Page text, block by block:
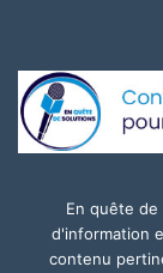
En quête
d'information
contenu